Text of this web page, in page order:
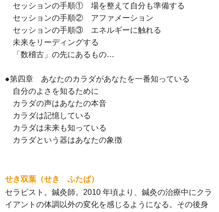
セッションの手順① 場を整えて自分も準備する
セッションの手順② アファメーション
セッションの手順③ エネルギーに触れる
未来をリーディングする
「数稽古」の先にあるもの…
●第四章 あなたのカラダがあなたを一番知っている
自分のよさを知るために
カラダの声はあなたの本音
カラダは記憶している
カラダは未来も知っている
カラダという器はあなたの象徴
せき双葉（せき ふたば）
セラピスト。鍼灸師。2010 年頃より、鍼灸の治療中にクラ
イアントの体調以外の変化を感じるようになる。その後身